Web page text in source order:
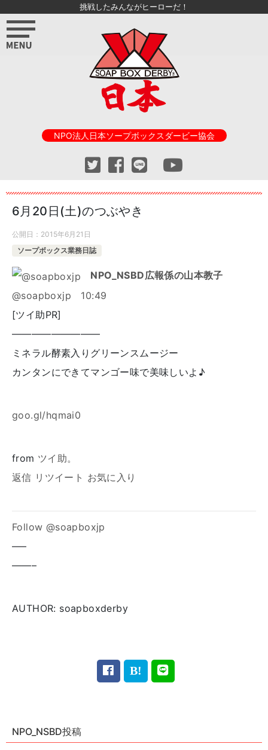
挑戦したみんながヒーローだ！
NPO法人日本ソープボックスダービー協会
6月20日(土)のつぶやき
公開日： 2015年6月21日
ソープボックス業務日誌
NPO_NSBD広報係の山本教子
@soapboxjp
10:49
[ツイ助PR]
―――――――――
ミネラル酵素入りグリーンスムージー
カンタンにできてマンゴー味で美味しいよ♪
goo.gl/hqmai0
from ツイ助。
返信 リツイート お気に入り
Follow @soapboxjp
—–
——–
AUTHOR: soapboxderby
NPO_NSBD投稿